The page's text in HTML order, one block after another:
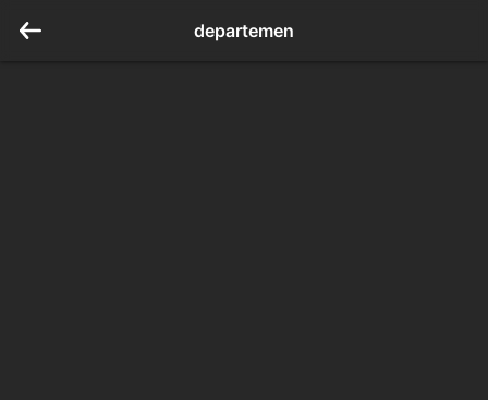
departemen